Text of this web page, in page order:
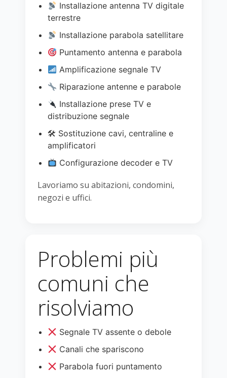
Installazione antenna TV digitale
terrestre
Installazione parabola satellitare
Puntamento antenna e parabola
Amplificazione segnale TV
Riparazione antenne e parabole
Installazione prese TV e
distribuzione segnale
🛠 Sostituzione cavi, centraline e
amplificatori
Configurazione decoder e TV
Lavoriamo su abitazioni, condomini,
negozi e uffici.
Problemi più
comuni che
risolviamo
Segnale TV assente o debole
Canali che spariscono
Parabola fuori puntamento